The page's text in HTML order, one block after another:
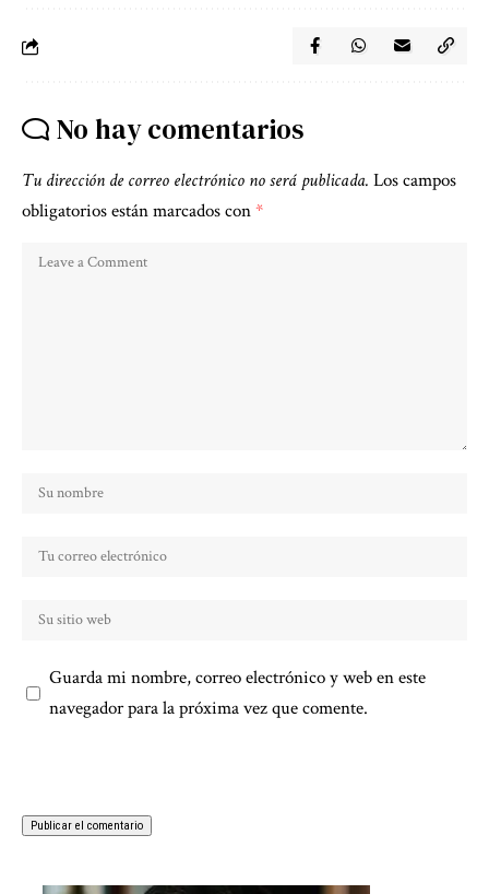
No hay comentarios
Tu dirección de correo electrónico no será publicada. Los campos
obligatorios están marcados con*
Guarda mi nombre, correo electrónico y web en este
navegador para la próxima vez que comente.